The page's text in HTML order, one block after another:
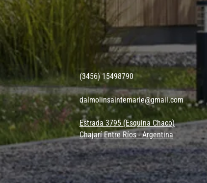
(3456) 15498790
dalmolinsaintemarie@gmail.com
Estrada 3795 (Esquina Chaco)
Chajarí Entre Ríos - Argentina